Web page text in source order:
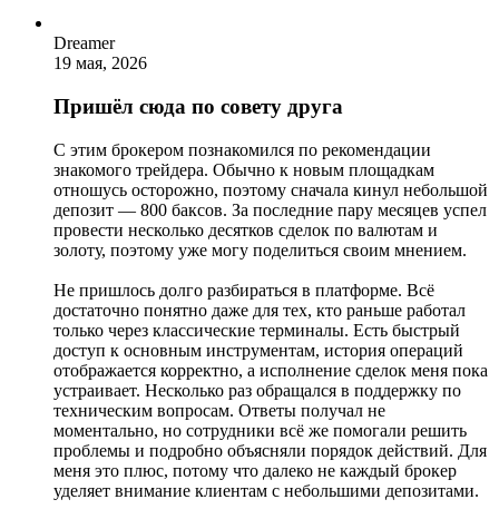
Dreamer
19 мая, 2026
Пришёл сюда по совету друга
С этим брокером познакомился по рекомендации
знакомого трейдера. Обычно к новым площадкам
отношусь осторожно, поэтому сначала кинул небольшой
депозит — 800 баксов. За последние пару месяцев успел
провести несколько десятков сделок по валютам и
золоту, поэтому уже могу поделиться своим мнением.
Не пришлось долго разбираться в платформе. Всё
достаточно понятно даже для тех, кто раньше работал
только через классические терминалы. Есть быстрый
доступ к основным инструментам, история операций
отображается корректно, а исполнение сделок меня пока
устраивает. Несколько раз обращался в поддержку по
техническим вопросам. Ответы получал не
моментально, но сотрудники всё же помогали решить
проблемы и подробно объясняли порядок действий. Для
меня это плюс, потому что далеко не каждый брокер
уделяет внимание клиентам с небольшими депозитами.